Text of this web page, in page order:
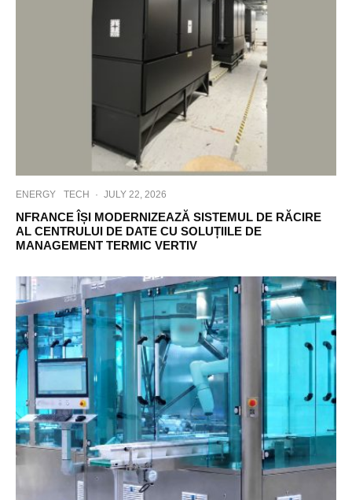
ENERGY TECH · JULY 22, 2026
NFRANCE ÎȘI MODERNIZEAZĂ SISTEMUL DE RĂCIRE
AL CENTRULUI DE DATE CU SOLUȚIILE DE
MANAGEMENT TERMIC VERTIV